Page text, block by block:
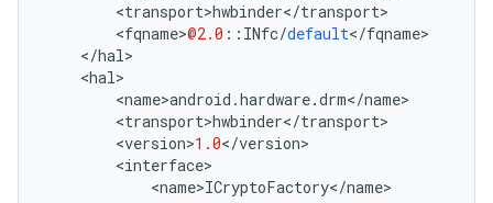
<transport>hwbinder</transport>
<fqname>@2.0 :: INfc/default</fqname>
</hal>
<hal>
<name>android .hardware.drm</name>
<transport>hwbinder</transport>
<version>1.0</version>
<interface>
<name>ICryptoFactory</name>